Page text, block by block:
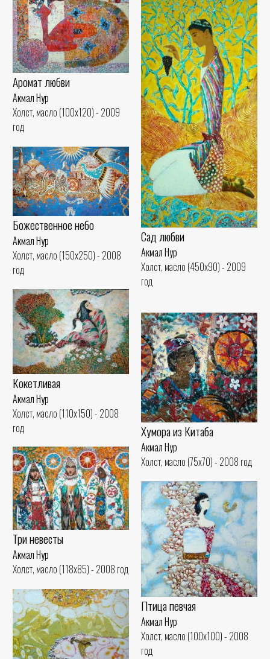
Аромат любви
Акмал Нур
Холст, масло (100x120) - 2009
год
Сад любви
Акмал Нур
Холст, масло (450x90) - 2009
год
Божественное небо
Акмал Нур
Холст, масло (150x250) - 2008
год
Кокетливая
Акмал Нур
Холст, масло (110x150) - 2008
год
Хумора из Китаба
Акмал Нур
Холст, масло (75x70) - 2008 год
Три невесты
Акмал Нур
Холст, масло (118x85) - 2008 год
Птица певчая
Акмал Нур
Холст, масло (100x100) - 2008
год